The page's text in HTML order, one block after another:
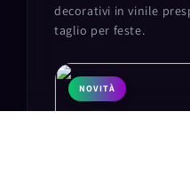
decorativi in vinile
taglio per feste.
NOVITÀ